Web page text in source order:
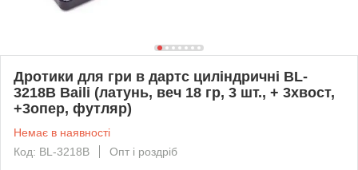
Дротики для гри в дартс циліндричні BL-
3218B Baili (латунь, веч 18 гр, 3 шт., + 3хвост,
+3опер, футляр)
Немає в наявності
Код: BL-3218B
Опт і роздріб